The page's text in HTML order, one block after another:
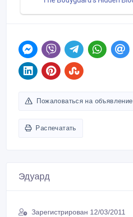
Пожаловаться на объявление
Распечатать
Эдуард
Зарегистрирован 12/03/2011